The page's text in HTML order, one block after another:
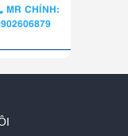
MR CHÍNH: